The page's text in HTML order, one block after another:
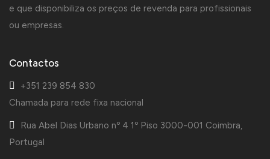
e que disponibiliza os preços de revenda para profissionais
ou empresas.
Contactos
+351 239 854 830
Chamada para rede fixa nacional
Rua Abel Dias Urbano nº 4 1º Piso 3000-001 Coimbra,
Portugal